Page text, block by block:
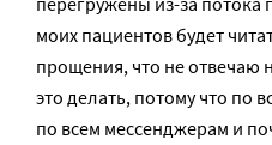
моих пациентов будет
прощения, что не отвечаю
это делать, потому что по
по всем мессенджерам и